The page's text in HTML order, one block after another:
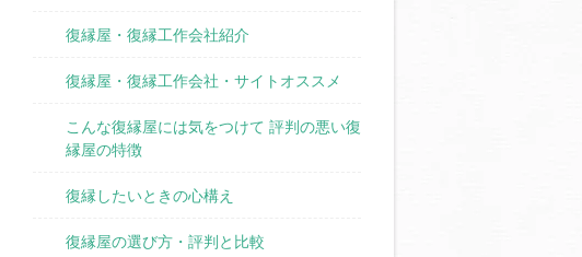
復縁屋・復縁工作会社紹介
復縁屋・復縁工作会社・サイトオススメ
こんな復縁屋には気をつけて 評判の悪い復
縁屋の特徴
復縁したいときの心構え
復縁屋の選び方・評判と比較